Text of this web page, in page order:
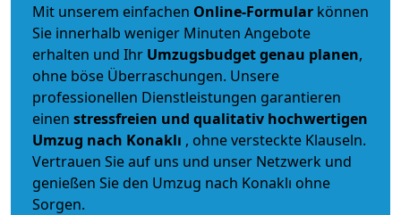
Mit unserem einfachen Online-Formular können
Sie innerhalb weniger Minuten Angebote
erhalten und Ihr Umzugsbudgetgenau planen,
ohne böse Überraschungen. Unsere
professionellen Dienstleistungen garantieren
einen stressfreien und qualitativ hochwertigen
Umzug nach Konaklı , ohne versteckte Klauseln.
Vertrauen Sie auf uns und unser Netzwerk und
genießen Sie den Umzug nach Konaklı ohne
Sorgen.